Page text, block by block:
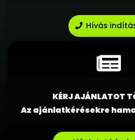
Hívás
KÉRJ AJÁNLATOT
Az ajánlatkérésekre